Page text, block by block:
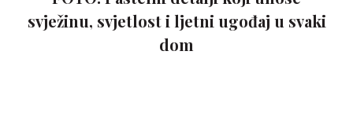
svježinu, svjetlost i ljetni ugođaj u svaki
dom